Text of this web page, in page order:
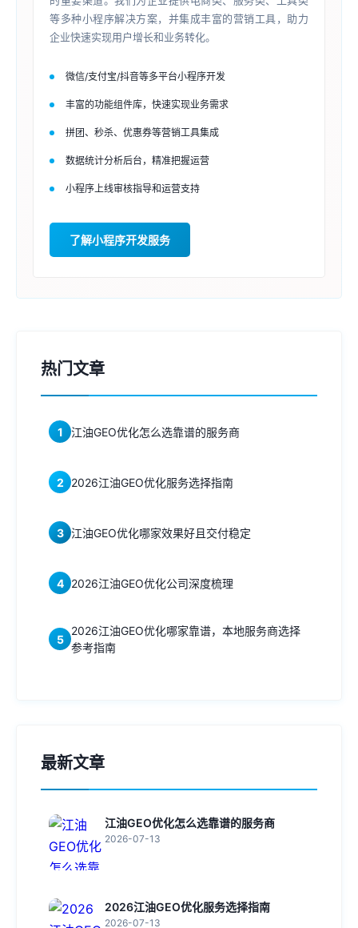
等多种小程序解决方案，并集成丰富的营销工具，助力
企业快速实现用户增长和业务转化。
微信/支付宝/抖音等多平台小程序开发
丰富的功能组件库，快速实现业务需求
拼团、秒杀、优惠券等营销工具集成
数据统计分析后台，精准把握运营
小程序上线审核指导和运营支持
了解小程序开发服务
热门文章
1 江油GEO优化怎么选靠谱的服务商
2 2026江油GEO优化服务选择指南
3 江油GEO优化哪家效果好且交付稳定
4 2026江油GEO优化公司深度梳理
5
2026江油GEO优化哪家靠谱，本地服务商选择
参考指南
最新文章
江油GEO优化怎么选靠谱的服务商
2026-07-13
2026江油GEO优化服务选择指南
2026-07-13